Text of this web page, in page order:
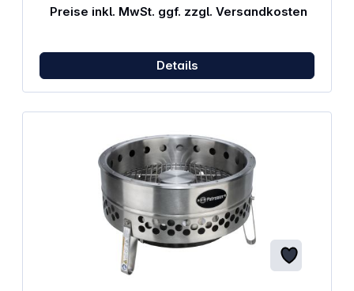
Preise inkl. MwSt. ggf. zzgl. Versandkosten
Details